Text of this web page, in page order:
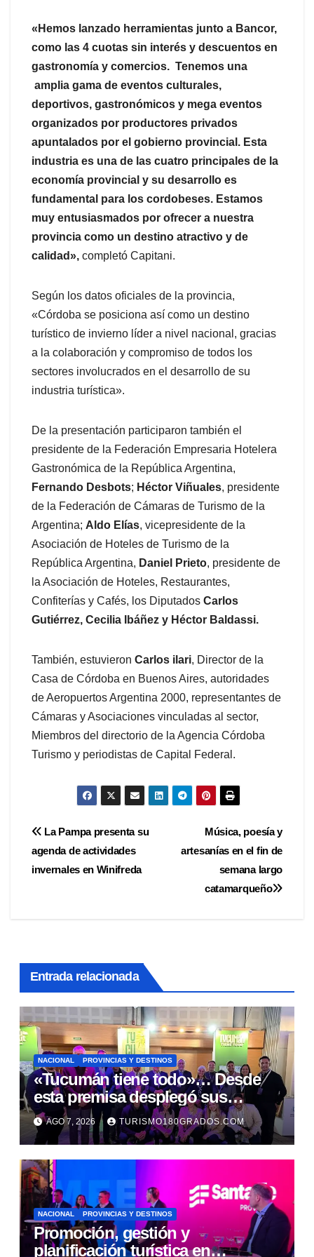
«Hemos lanzado herramientas junto a Bancor,
como las 4 cuotas sin interés y descuentos en
gastronomía y comercios. Tenemos una
amplia gama de eventos culturales,
deportivos, gastronómicos y mega eventos
organizados por productores privados
apuntalados por el gobierno provincial. Esta
industria es una de las cuatro principales de la
economía provincial y su desarrollo es
fundamental para los cordobeses. Estamos
muy entusiasmados por ofrecer a nuestra
provincia como un destino atractivo y de
calidad», completó Capitani.
Según los datos oficiales de la provincia,
«Córdoba se posiciona así como un destino
turístico de invierno líder a nivel nacional, gracias
a la colaboración y compromiso de todos los
sectores involucrados en el desarrollo de su
industria turística».
De la presentación participaron también el
presidente de la Federación Empresaria Hotelera
Gastronómica de la República Argentina,
Fernando Desbots; Héctor Viñuales, presidente
de la Federación de Cámaras de Turismo de la
Argentina; Aldo Elías, vicepresidente de la
Asociación de Hoteles de Turismo de la
República Argentina, Daniel Prieto, presidente de
la Asociación de Hoteles, Restaurantes,
Confiterías y Cafés, los Diputados Carlos
Gutiérrez, Cecilia Ibáñez y Héctor Baldassi.
También, estuvieron Carlos ilari, Director de la
Casa de Córdoba en Buenos Aires, autoridades
de Aeropuertos Argentina 2000, representantes de
Cámaras y Asociaciones vinculadas al sector,
Miembros del directorio de la Agencia Córdoba
Turismo y periodistas de Capital Federal.
Navegación
de
Música, poesía y
artesanías en el fin de
semana largo
catamarqueño
La Pampa presenta su
agenda de actividades
invernales en Winifreda
Entrada relacionada
NACIONAL PROVINCIAS Y DESTINOS
«Tucumán tiene todo»… Desde
esta premisa desplegó sus
propuestas en el Meet Up
Argentina
AGO 7, 2026 TURISMO180GRADOS.COM
NACIONAL PROVINCIAS Y DESTINOS
Promoción, gestión y
planificación turística en